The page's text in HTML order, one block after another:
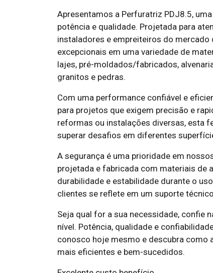
Apresentamos a Perfuratriz PDJ8.5,
potência e qualidade. Projetada para
instaladores e empreiteiros do
excepcionais em uma variedade de
lajes, pré-moldados/fabricados,
granitos e pedras.
Com uma performance confiável e
para projetos que exigem precisão e
reformas ou instalações diversas, esta
superar desafios em diferentes
A segurança é uma prioridade em
projetada e fabricada com materiais de
durabilidade e estabilidade durante o
clientes se reflete em um suporte
Seja qual for a sua necessidade, confie
nível. Potência, qualidade e
conosco hoje mesmo e descubra como
mais eficientes e bem-sucedidos.